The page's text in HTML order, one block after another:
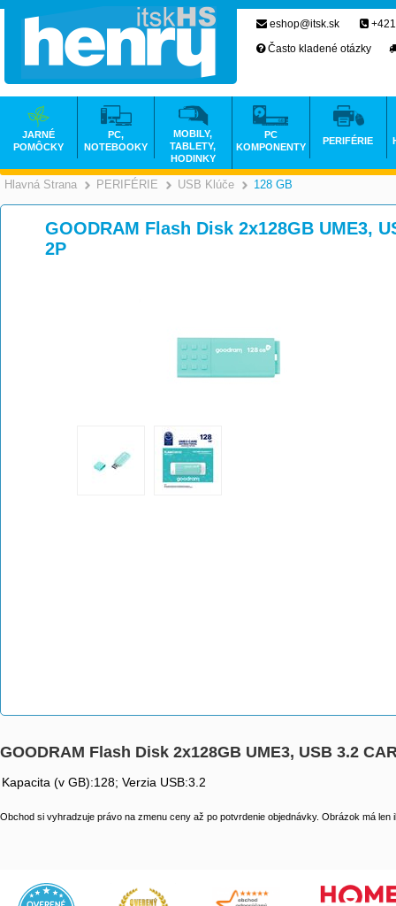
Hlavná Strana >
PERIFÉRIE >
USB Klúče >
128 GB
GOODRAM Flash Disk 2x128GB UME3,
2P
GOODRAM Flash Disk 2x128GB UME3, USB 3.2
Kapacita (v GB):128; Verzia USB:3.2
Obchod si vyhradzuje právo na zmenu ceny až po potvrdenie objednávky. Obrázok má len
eshop@itsk.sk
Často kladené otázky
JARNÉ
POMÔCKY
PC,
NOTEBOOKY
MOBILY,
TABLETY,
HODINKY
PC
KOMPONENTY
PERIFÉRIE